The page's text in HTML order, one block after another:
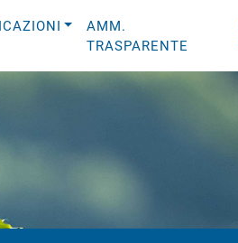
AMM.
TRASPARENTE